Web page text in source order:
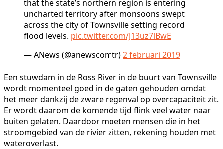
that the state’s northern region is entering
uncharted territory after monsoons swept
across the city of Townsville setting record
flood levels. pic.twitter.com/J13uz7lBwE
— ANews (@anewscomtr)2 februari 2019
Een stuwdam in de Ross River in de buurt van Townsville
wordt momenteel goed in de gaten gehouden omdat
het meer dankzij de zware regenval op overcapaciteit zit.
Er wordt daarom de komende tijd flink veel water naar
buiten gelaten. Daardoor moeten mensen die in het
stroomgebied van de rivier zitten, rekening houden met
wateroverlast.